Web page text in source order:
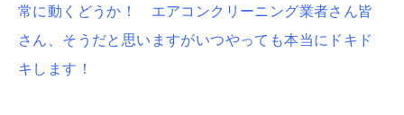
常に動くどうか！ エアコンクリーニング業者さん皆
さん、そうだと思いますがいつやっても本当にドキド
キします！